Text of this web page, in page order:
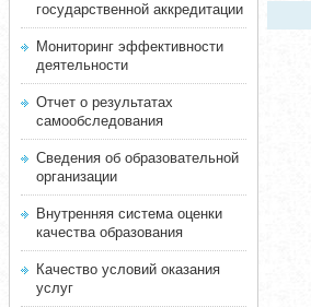
государственной аккредитации
Мониторинг эффективности
деятельности
Отчет о результатах
самообследования
Сведения об образовательной
организации
Внутренняя система оценки
качества образования
Качество условий оказания
услуг